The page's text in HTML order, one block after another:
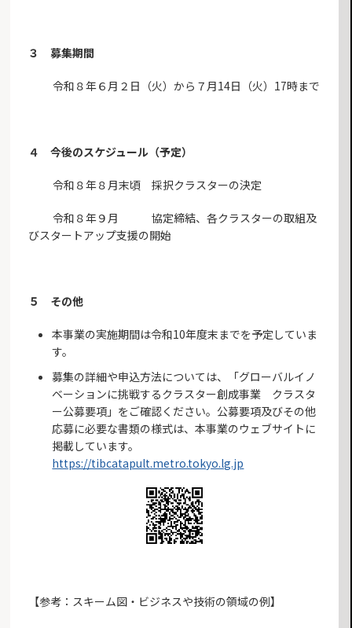
３ 募集期間
令和８年６月２日（火）から７月14日（火）17時まで
４ 今後のスケジュール（予定）
令和８年８月末頃 採択クラスターの決定
令和８年９月 協定締結、各クラスターの取組及
びスタートアップ支援の開始
５ その他
本事業の実施期間は令和10年度末までを予定していま
す。
募集の詳細や申込方法については、「グローバルイノ
ベーションに挑戦するクラスター創成事業 クラスタ
ー公募要項」をご確認ください。公募要項及びその他
応募に必要な書類の様式は、本事業のウェブサイトに
掲載しています。
https://tibcatapult.metro.tokyo.lg.jp
【参考：スキーム図・ビジネスや技術の領域の例】